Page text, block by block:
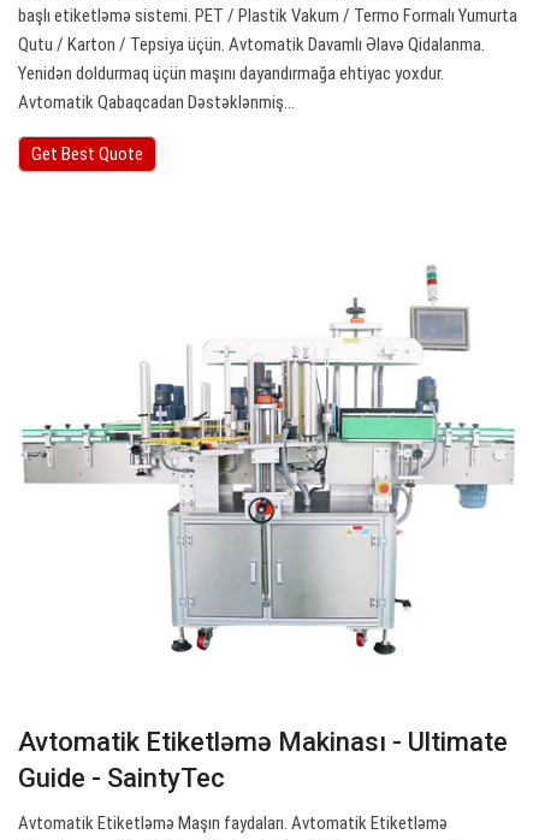
başlı etiketləmə sistemi. PET / Plastik Vakum / Termo Formalı Yumurta
Qutu / Karton / Tepsiya üçün. Avtomatik Davamlı Əlavə Qidalanma.
Yenidən doldurmaq üçün maşını dayandırmağa ehtiyac yoxdur.
Avtomatik Qabaqcadan Dəstəklənmiş…
Get Best Quote
Avtomatik Etiketləmə Makinası - Ultimate
Guide - SaintyTec
Avtomatik Etiketləmə Maşın faydaları. Avtomatik Etiketləmə